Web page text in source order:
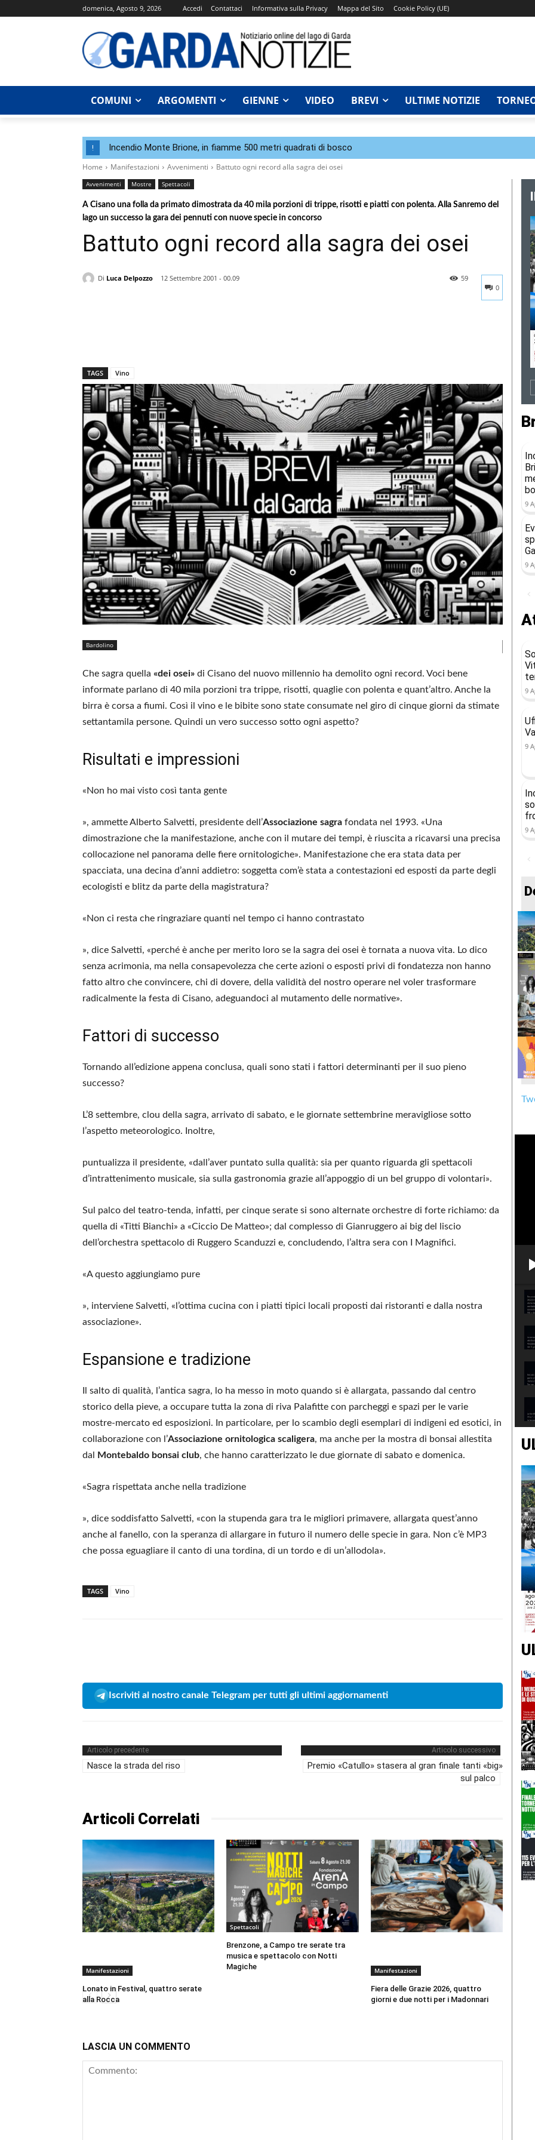
domenica, Agosto 9, 2026 Accedi Contattaci Informativa sulla Privacy Mappa del Sito Cookie Policy (UE)
COMUNI ARGOMENTI GIENNE VIDEO BREVI ULTIME NOTIZIE
! Incendio Monte Brione, in fiamme 500 metri quadrati di bosco
Home Manifestazioni Avvenimenti Battuto ogni record alla sagra dei osei
Avvenimenti Mostre Spettacoli
A Cisano una folla da primato dimostrata da 40 mila porzioni di trippe, risotti e piatti con polenta. Alla Sanremo del
lago un successo la gara dei pennuti con nuove specie in concorso
Battuto ogni record alla sagra dei osei
Di Luca Delpozzo
12 Settembre 2001 - 00.09
0
59
TAGS Vino
Bardolino
Che sagra quella «dei osei» di Cisano del nuovo millennio ha demolito ogni record. Voci bene
informate parlano di 40 mila porzioni tra trippe, risotti, quaglie con polenta e quant’altro. Anche la
birra è corsa a fiumi. Così il vino e le bibite sono state consumate nel giro di cinque giorni da stimate
settantamila persone. Quindi un vero successo sotto ogni aspetto?
Risultati e impressioni
«Non ho mai visto così tanta gente
», ammette Alberto Salvetti, presidente dell’Associazione sagra fondata nel 1993. «Una
dimostrazione che la manifestazione, anche con il mutare dei tempi, è riuscita a ricavarsi una precisa
collocazione nel panorama delle fiere ornitologiche». Manifestazione che era stata data per
spacciata, una decina d’anni addietro: soggetta com’è stata a contestazioni ed esposti da parte degli
ecologisti e blitz da parte della magistratura?
«Non ci resta che ringraziare quanti nel tempo ci hanno contrastato
», dice Salvetti, «perché è anche per merito loro se la sagra dei osei è tornata a nuova vita. Lo dico
senza acrimonia, ma nella consapevolezza che certe azioni o esposti privi di fondatezza non hanno
fatto altro che convincere, chi di dovere, della validità del nostro operare nel voler trasformare
radicalmente la festa di Cisano, adeguandoci al mutamento delle normative».
Fattori di successo
Tornando all’edizione appena conclusa, quali sono stati i fattori determinanti per il suo pieno
successo?
L’8 settembre, clou della sagra, arrivato di sabato, e le giornate settembrine meravigliose sotto
l’aspetto meteorologico. Inoltre,
puntualizza il presidente, «dall’aver puntato sulla qualità: sia per quanto riguarda gli spettacoli
d’intrattenimento musicale, sia sulla gastronomia grazie all’appoggio di un bel gruppo di volontari».
Sul palco del teatro-tenda, infatti, per cinque serate si sono alternate orchestre di forte richiamo: da
quella di «Titti Bianchi» a «Ciccio De Matteo»; dal complesso di Gianruggero ai big del liscio
dell’orchestra spettacolo di Ruggero Scanduzzi e, concludendo, l’altra sera con I Magnifici.
«A questo aggiungiamo pure
», interviene Salvetti, «l’ottima cucina con i piatti tipici locali proposti dai ristoranti e dalla nostra
associazione».
Espansione e tradizione
Il salto di qualità, l’antica sagra, lo ha messo in moto quando si è allargata, passando dal centro
storico della pieve, a occupare tutta la zona di riva Palafitte con parcheggi e spazi per le varie
mostre-mercato ed esposizioni. In particolare, per lo scambio degli esemplari di indigeni ed esotici, in
collaborazione con l’Associazione ornitologica scaligera, ma anche per la mostra di bonsai allestita
dal
Montebaldo bonsai club, che hanno caratterizzato le due giornate di sabato e domenica.
«Sagra rispettata anche nella tradizione
», dice soddisfatto Salvetti, «con la stupenda gara tra le migliori primavere, allargata quest’anno
anche al fanello, con la speranza di allargare in futuro il numero delle specie in gara. Non c’è MP3
che possa eguagliare il canto di una tordina, di un tordo e di un’allodola».
TAGS Vino
Iscriviti al nostro canale Telegram per tutti gli ultimi aggiornamenti
Articolo precedente
Nasce la strada del riso
Articolo successivo
Premio «Catullo» stasera al gran finale tanti «big»
sul palco
Articoli Correlati
Manifestazioni
Lonato in Festival, quattro serate
alla Rocca
Spettacoli
Brenzone, a Campo tre serate tra
musica e spettacolo con Notti
Magiche
Manifestazioni
Fiera delle Grazie 2026, quattro
giorni e due notti per i Madonnari
LASCIA UN COMMENTO
9
9
9
9
9